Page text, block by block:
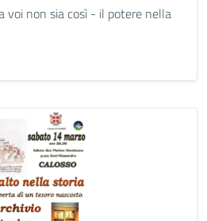
voi non sia così - il potere nella